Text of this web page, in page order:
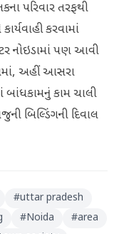
પરિવાર તરફથી
કરવામાં
નોઇડામાં પણ આવી
અહીં આસરા
બાંધકામનું કામ ચાલી
બિલ્ડિંગની દિવાલ
#uttar pradesh
#Noida #area